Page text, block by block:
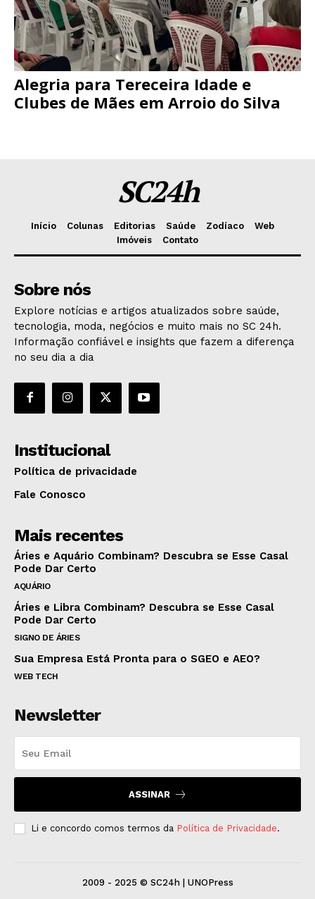
Alegria para Tereceira Idade e
Clubes de Mães em Arroio do Silva
SC24h
Início Colunas Editorias Saúde Zodíaco
Web
Imóveis
Contato
Sobre nós
Explore notícias e artigos atualizados sobre saúde,
tecnologia, moda, negócios e muito mais no SC 24h.
Informação confiável e insights que fazem a diferença
no seu dia a dia
Institucional
Política de privacidade
Fale Conosco
Mais recentes
Áries e Aquário Combinam? Descubra se Esse Casal
Pode Dar Certo
AQUÁRIO
Áries e Libra Combinam? Descubra se Esse Casal
Pode Dar Certo
SIGNO DE ÁRIES
Sua Empresa Está Pronta para o SGEO e AEO?
WEB TECH
Newsletter
ASSINAR
Li e concordo comos termos da Política de Privacidade.
2009 - 2025 © SC24h | UNOPress